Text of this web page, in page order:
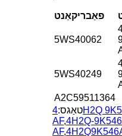
פאַבריקאַנט
5WS40062
5WS40249
A2C59511364
טאַגס:4H2Q
AF,4H2Q-
AF,